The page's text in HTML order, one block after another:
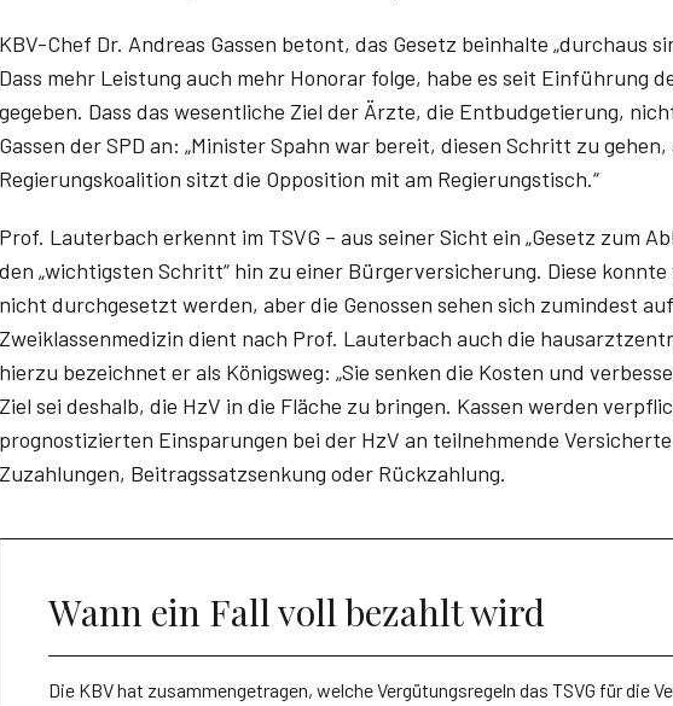
KBV-Chef Dr. Andreas Gassen betont, das Gesetz beinhalte „durchaus
Dass mehr Leistung auch mehr Honorar folge, habe es seit Einführung
gegeben. Dass das wesentliche Ziel der Ärzte, die Entbudgetierung,
Gassen der SPD an: „Minister Spahn war bereit, diesen Schritt zu
Regierungsko­alition sitzt die Opposition mit am Regierungstisch.“
Prof. Lauterbach erkennt im TSVG – aus seiner Sicht ein „Gesetz zum
den „wichtigsten Schritt“ hin zu einer Bürgerversicherung. Diese
nicht durchgesetzt werden, aber die Genossen sehen sich zumindest
Zweiklassenmedizin dient nach Prof. Lauterbach auch die
hierzu bezeichnet er als Königsweg: „Sie senken die Kosten und
Ziel sei deshalb, die HzV in die Fläche zu bringen. Kassen werden
prognostizierten Einsparungen bei der HzV an teilnehmende
Zuzahlungen, Beitragssatzsenkung oder Rückzahlung.
Wann ein Fall voll bezahlt wird
Die KBV hat zusammengetragen, welche Vergütungsregeln das TSVG für die